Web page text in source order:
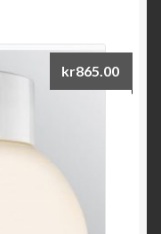
kr865.00